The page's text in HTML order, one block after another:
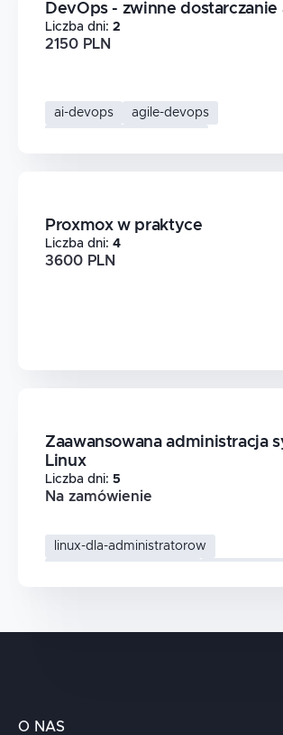
DevOps - zwinne dostarczanie
Liczba dni: 2
2150 PLN
ai-devops
agile-devops
Proxmox w praktyce
Liczba dni: 4
3600 PLN
Zaawansowana administracja
Linux
Liczba dni: 5
Na zamówienie
linux-dla-administratorow
O NAS